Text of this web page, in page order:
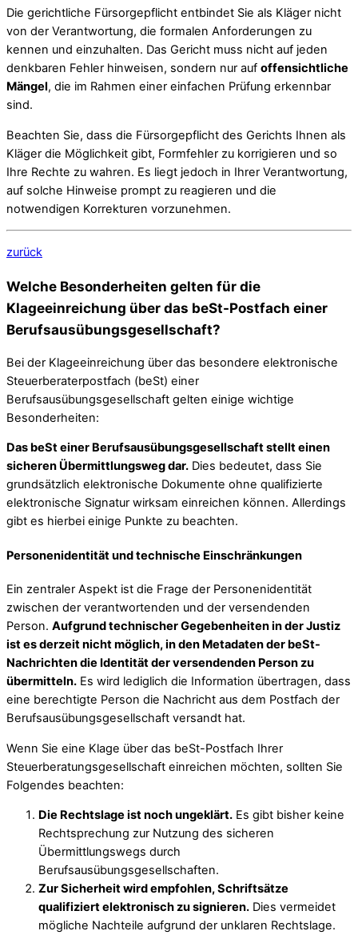
Die gerichtliche Fürsorgepflicht entbindet Sie als Kläger nicht
von der Verantwortung, die formalen Anforderungen zu
kennen und einzuhalten. Das Gericht muss nicht auf jeden
denkbaren Fehler hinweisen, sondern nur auf offensichtliche
Mängel, die im Rahmen einer einfachen Prüfung erkennbar
sind.
Beachten Sie, dass die Fürsorgepflicht des Gerichts Ihnen als
Kläger die Möglichkeit gibt, Formfehler zu korrigieren und so
Ihre Rechte zu wahren. Es liegt jedoch in Ihrer Verantwortung,
auf solche Hinweise prompt zu reagieren und die
notwendigen Korrekturen vorzunehmen.
zurück
Welche Besonderheiten gelten für die
Klageeinreichung über das beSt-Postfach einer
Berufsausübungsgesellschaft?
Bei der Klageeinreichung über das besondere elektronische
Steuerberaterpostfach (beSt) einer
Berufsausübungsgesellschaft gelten einige wichtige
Besonderheiten:
Das beSt einer Berufsausübungsgesellschaft stellt einen
sicheren Übermittlungsweg dar. Dies bedeutet, dass Sie
grundsätzlich elektronische Dokumente ohne qualifizierte
elektronische Signatur wirksam einreichen können. Allerdings
gibt es hierbei einige Punkte zu beachten.
Personenidentität und technische Einschränkungen
Ein zentraler Aspekt ist die Frage der Personenidentität
zwischen der verantwortenden und der versendenden
Person. Aufgrund technischer Gegebenheiten in der Justiz
ist es derzeit nicht möglich, in den Metadaten der beSt-
Nachrichten die Identität der versendenden Person zu
übermitteln. Es wird lediglich die Information übertragen, dass
eine berechtigte Person die Nachricht aus dem Postfach der
Berufsausübungsgesellschaft versandt hat.
Wenn Sie eine Klage über das beSt-Postfach Ihrer
Steuerberatungsgesellschaft einreichen möchten, sollten Sie
Folgendes beachten:
Die Rechtslage ist noch ungeklärt. Es gibt bisher keine
Rechtsprechung zur Nutzung des sicheren
Übermittlungswegs durch
Berufsausübungsgesellschaften.
Zur Sicherheit wird empfohlen, Schriftsätze
qualifiziert elektronisch zu signieren. Dies vermeidet
mögliche Nachteile aufgrund der unklaren Rechtslage.